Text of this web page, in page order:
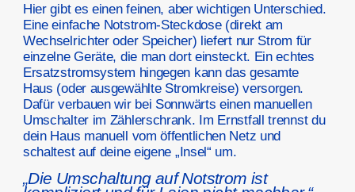
Hier gibt es einen feinen, aber wichtigen Unterschied.
Eine einfache Notstrom-Steckdose (direkt am
Wechselrichter oder Speicher) liefert nur Strom für
einzelne Geräte, die man dort einsteckt. Ein echtes
Ersatzstromsystem hingegen kann das gesamte
Haus (oder ausgewählte Stromkreise) versorgen.
Dafür verbauen wir bei Sonnwärts einen manuellen
Umschalter im Zählerschrank. Im Ernstfall trennst du
dein Haus manuell vom öffentlichen Netz und
schaltest auf deine eigene „Insel“ um.
„Die Umschaltung auf Notstrom ist